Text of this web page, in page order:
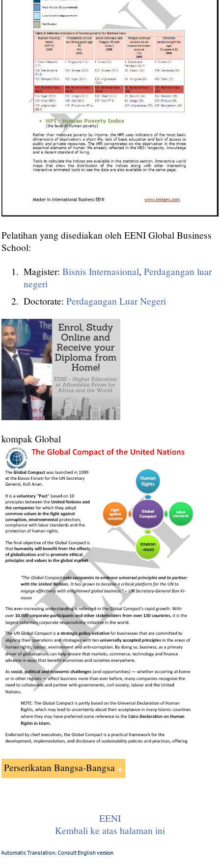
Pelatihan yang disediakan oleh EENI Global Business
School:
Magister: Bisnis Internasional, Perdagangan luar
negeri
Doctorate: Perdagangan Luar Negeri
kompak Global
Perserikatan Bangsa-Bangsa
untuk melestarikan perdamaian melalui kerja sama
internasional dan keamanan kolektif.
Hari ini, hampir setiap bangsa di dunia milik Perjanjian
EENI
Kembali ke atas halaman ini